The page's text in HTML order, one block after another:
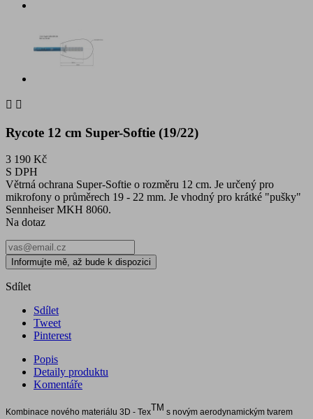
 
Rycote 12 cm Super-Softie (19/22)
3 190 Kč
S DPH
Větrná ochrana Super-Softie o rozměru 12 cm. Je určený pro
mikrofony o průměrech 19 - 22 mm. Je vhodný pro krátké "pušky"
Sennheiser MKH 8060.
Na dotaz
Informujte mě, až bude k dispozici
Sdílet
Sdílet
Tweet
Pinterest
Popis
Detaily produktu
Komentáře
Kombinace nového materiálu 3D - TexTM s novým aerodynamickým tvarem